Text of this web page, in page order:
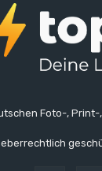
Foto-,